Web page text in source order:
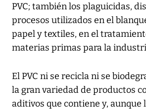
PVC; también los plaguicidas,
procesos utilizados en el
papel y textiles, en el
materias primas para la
El PVC ni se recicla ni se
la gran variedad de productos
aditivos que contiene y,